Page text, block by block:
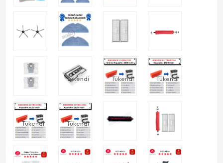
Tükendi Tükendi Tükendi
Tükendi Tükendi